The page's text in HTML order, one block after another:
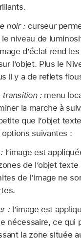
noir : curseur
niveau de
d’éclat rend
l’objet. Plus le
il y a de reflets
transition :menu
la marche à
que l’objet
options suivantes :
l’image est
de l’objet
de l’image ne
:l’image est
nécessaire, ce qui
la zone située